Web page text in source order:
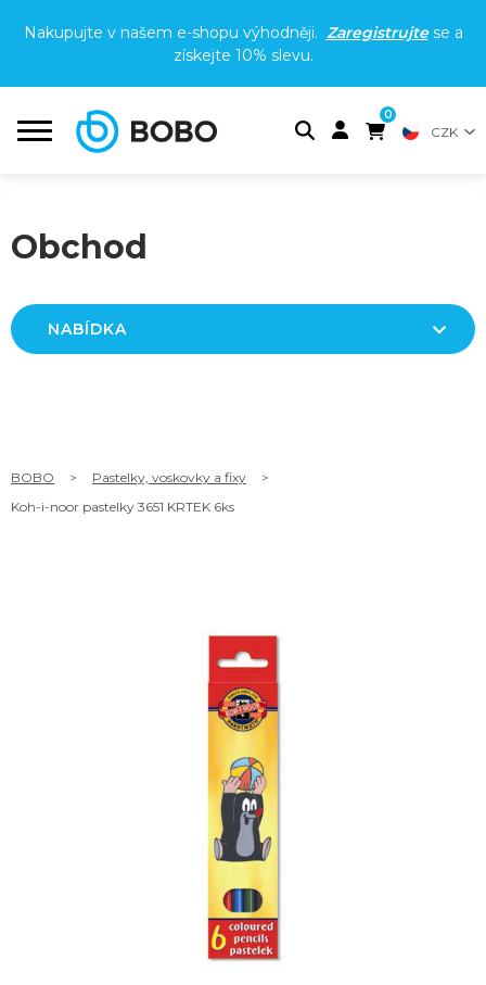
Nakupujte v našem e-shopu výhodněji. Zaregistrujtese a
získejte 10% slevu.
0
CZK
Obchod
NABÍDKA
BOBO > Pastelky, voskovky a fixy
>
Koh-i-noor pastelky 3651 KRTEK 6ks